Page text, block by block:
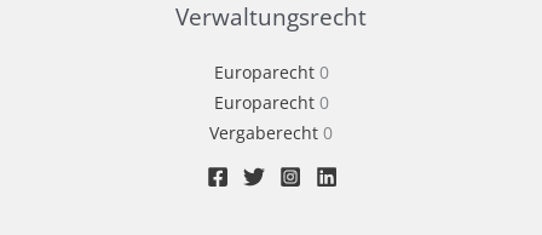
Verwaltungsrecht
Europarecht0
Europarecht0
Vergaberecht 0